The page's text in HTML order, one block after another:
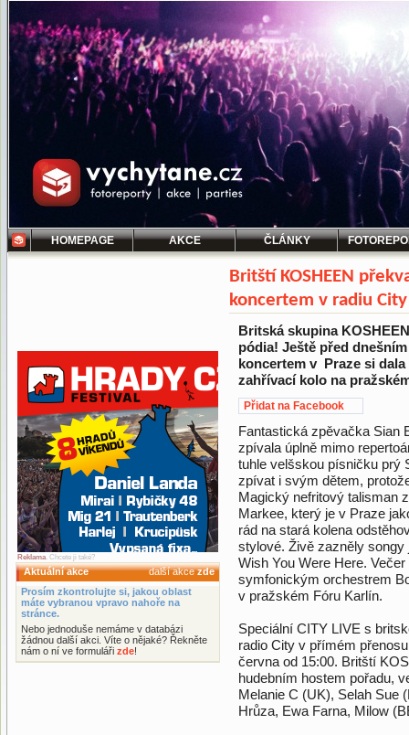
HOMEPAGE AKCE ČLÁNKY
Reklama. Chcete ji také?
Aktuální akce další akcezde
Prosím zkontrolujte si, jakou oblast
máte vybranou vpravo nahoře na
stránce.
Nebo jednoduše nemáme v databázi
žádnou další akci. Víte o nějaké? Řekněte
nám o ní ve formuláři zde!
Britští KOSHEEN
koncertem v radiu City
Britská skupina
pódia! Ještě před
koncertem v Praze si dala
zahřívací kolo na
Přidat na Facebook
Fantastická zpěvačka Sian
zpívala úplně mimo
tuhle velšskou písničku prý
zpívat i svým dětem,
Magický nefritový talisman
Markee, který je v Praze
rád na stará kolena
stylové. Živě zazněly songy
Wish You Were Here.
symfonickým orchestrem
v pražském Fóru Karlín.
Speciální CITY LIVE s
radio City v přímém
června od 15:00. Britští
hudebním hostem pořadu,
Melanie C (UK), Selah Sue
Hrůza, Ewa Farna, Milow